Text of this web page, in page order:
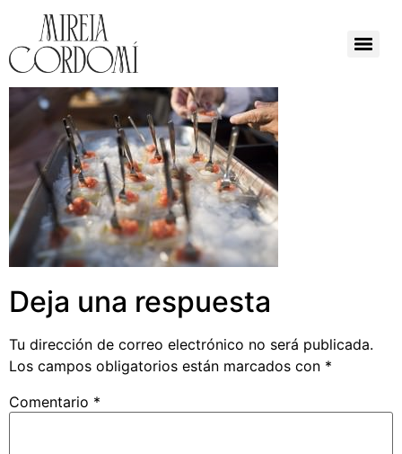
Deja una respuesta
Tu dirección de correo electrónico no será publicada.
Los campos obligatorios están marcados con *
Comentario *